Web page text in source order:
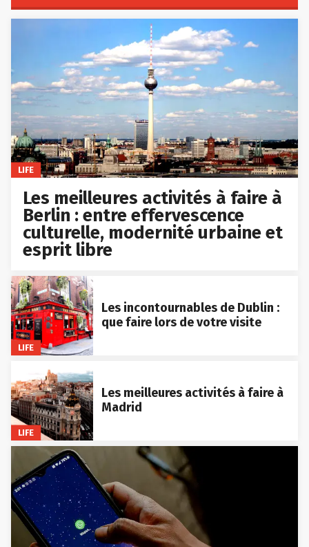
LIFE
Les meilleures activités à faire à
Berlin : entre effervescence
culturelle, modernité urbaine et
esprit libre
LIFE
Les incontournables de Dublin :
que faire lors de votre visite
LIFE
Les meilleures activités à faire à
Madrid